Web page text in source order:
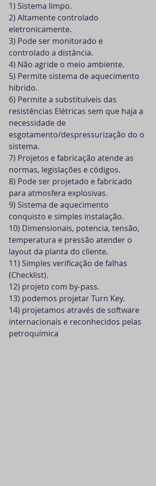
1) Sistema limpo.
2) Altamente controlado
eletronicamente.
3) Pode ser monitorado e
controlado a distância.
4) Não agride o meio ambiente.
5) Permite sistema de aquecimento
hibrido.
6) Permite a substituíveis das
resistências Elétricas sem que haja a
necessidade de
esgotamento/despressurização do o
sistema.
7) Projetos e fabricação atende as
normas, legislações e códigos.
8) Pode ser projetado e fabricado
para atmosfera explosivas.
9) Sistema de aquecimento
conquisto e simples instalação.
10) Dimensionais, potencia, tensão,
temperatura e pressão atender o
layout da planta do cliente.
11) Simples verificação de falhas
(Checklist).
12) projeto com by-pass.
13) podemos projetar Turn Key.
14) projetamos através de software
internacionais e reconhecidos pelas
petroquímica